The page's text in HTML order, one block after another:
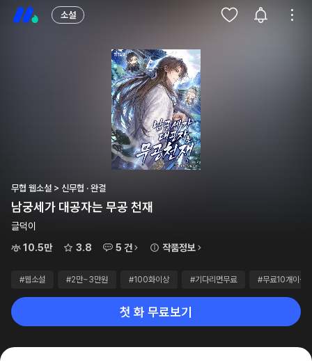
소설
무협 웹소설 > 신무협 · 완결
남궁세가 대공자는 무공 천재
글덕이
10.5만
3.8 5 건 작품정보
#웹소설 #2만~3만원 #100화이상 #기다리면무료 #무료10개이상
첫 화 무료보기